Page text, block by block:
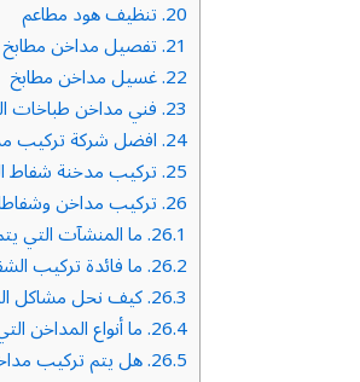
20. تنظيف هود مطاعم
21. تفصيل مداخن مطابخ
22. غسيل مداخن مطابخ
23. فني مداخن طباخات
24. افضل شركة تركيب
25. تركيب مدخنة شفاط
26. تركيب مداخن
26.1. ما المنشآت التي
26.2. ما فائدة تركيب
26.3. كيف نحل مشاكل
26.4. ما أنواع المداخن
26.5. هل يتم تركيب